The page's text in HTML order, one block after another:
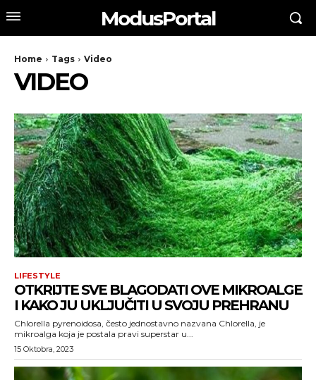
ModusPortal
Home Tags Video
VIDEO
LIFESTYLE
OTKRIJTE SVE BLAGODATI OVE MIKROALGE
I KAKO JU UKLJUČITI U SVOJU PREHRANU
Chlorella pyrenoidosa, često jednostavno nazvana Chlorella, je
mikroalga koja je postala pravi superstar u...
15 Oktobra, 2023